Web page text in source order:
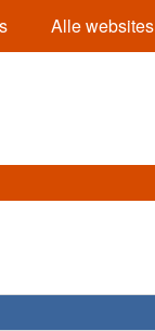
Alle websites